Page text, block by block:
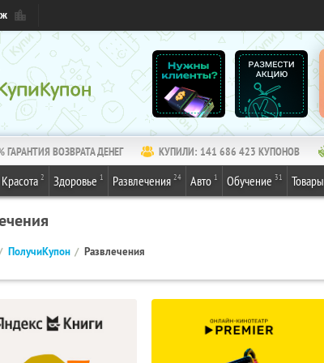
ГАРАНТИЯ ВОЗВРАТА ДЕНЕГ КУПИЛИ: 141 686 423 КУПОНОВ
Красота 2 Здоровье 1 Развлечения 24 Авто 1 Обучение 31 Товары
ПолучиКупон Развлечения